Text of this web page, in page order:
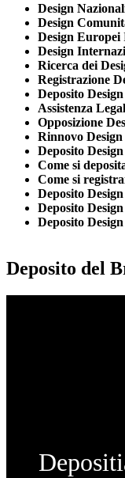
Design
Design
Design Europei
Design
Ricerca dei
Registrazione
Deposito Design
Assistenza
Opposizione
Rinnovo Design
Deposito
Come si
Come si
Deposito
Deposito
Deposito
Deposito del